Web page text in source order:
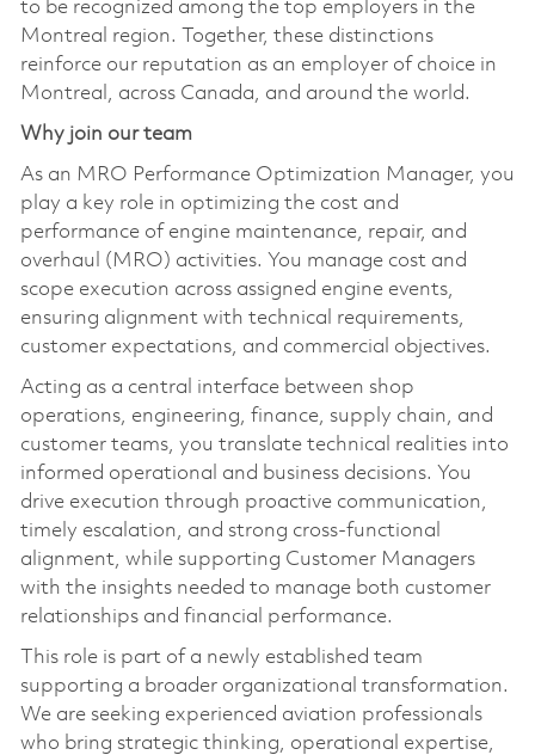
to be recognized among the top employers in the
Montreal region. Together, these distinctions
reinforce our reputation as an employer of choice in
Montreal, across Canada, and around the world.
Why join our team
As an MRO Performance Optimization Manager, you
play a key role in optimizing the cost and
performance of engine maintenance, repair, and
overhaul (MRO) activities. You manage cost and
scope execution across assigned engine events,
ensuring alignment with technical requirements,
customer expectations, and commercial objectives.
Acting as a central interface between shop
operations, engineering, finance, supply chain, and
customer teams, you translate technical realities into
informed operational and business decisions. You
drive execution through proactive communication,
timely escalation, and strong cross-functional
alignment, while supporting Customer Managers
with the insights needed to manage both customer
relationships and financial performance.
This role is part of a newly established team
supporting a broader organizational transformation.
We are seeking experienced aviation professionals
who bring strategic thinking, operational expertise,